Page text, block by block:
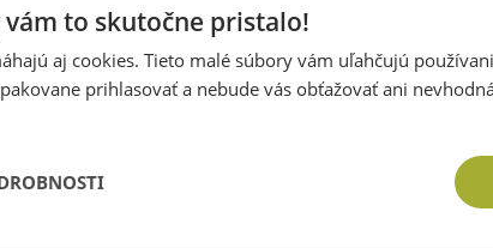
vám to skutočne pristalo!
aj cookies. Tieto malé súbory vám uľahčujú
prihlasovať a nebude vás obťažovať ani